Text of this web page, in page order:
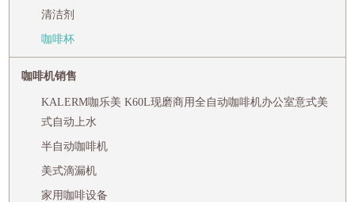
清洁剂
咖啡杯
咖啡机销售
KALERM咖乐美 K60L现磨商用全自动咖啡机办公室意式美
式自动上水
半自动咖啡机
美式滴漏机
家用咖啡设备